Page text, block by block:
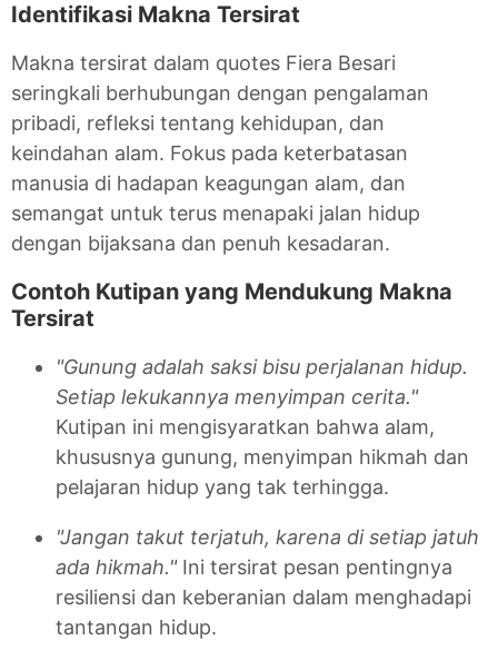
Identifikasi Makna Tersirat
Makna tersirat dalam quotes Fiera Besari
seringkali berhubungan dengan pengalaman
pribadi, refleksi tentang kehidupan, dan
keindahan alam. Fokus pada keterbatasan
manusia di hadapan keagungan alam, dan
semangat untuk terus menapaki jalan hidup
dengan bijaksana dan penuh kesadaran.
Contoh Kutipan yang Mendukung Makna
Tersirat
"Gunung adalah saksi bisu perjalanan hidup.
Setiap lekukannya menyimpan cerita."
Kutipan ini mengisyaratkan bahwa alam,
khususnya gunung, menyimpan hikmah dan
pelajaran hidup yang tak terhingga.
"Jangan takut terjatuh, karena di setiap jatuh
ada hikmah."Ini tersirat pesan pentingnya
resiliensi dan keberanian dalam menghadapi
tantangan hidup.